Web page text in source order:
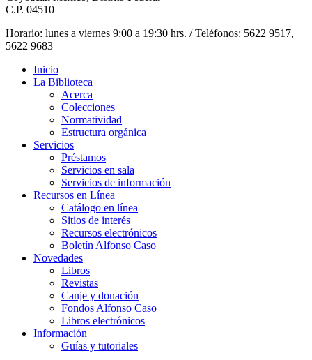
C.P. 04510
Horario: lunes a viernes 9:00 a 19:30 hrs. / Teléfonos: 5622 9517,
5622 9683
Inicio
La Biblioteca
Acerca
Colecciones
Normatividad
Estructura orgánica
Servicios
Préstamos
Servicios en sala
Servicios de información
Recursos en Línea
Catálogo en línea
Sitios de interés
Recursos electrónicos
Boletín Alfonso Caso
Novedades
Libros
Revistas
Canje y donación
Fondos Alfonso Caso
Libros electrónicos
Información
Guías y tutoriales